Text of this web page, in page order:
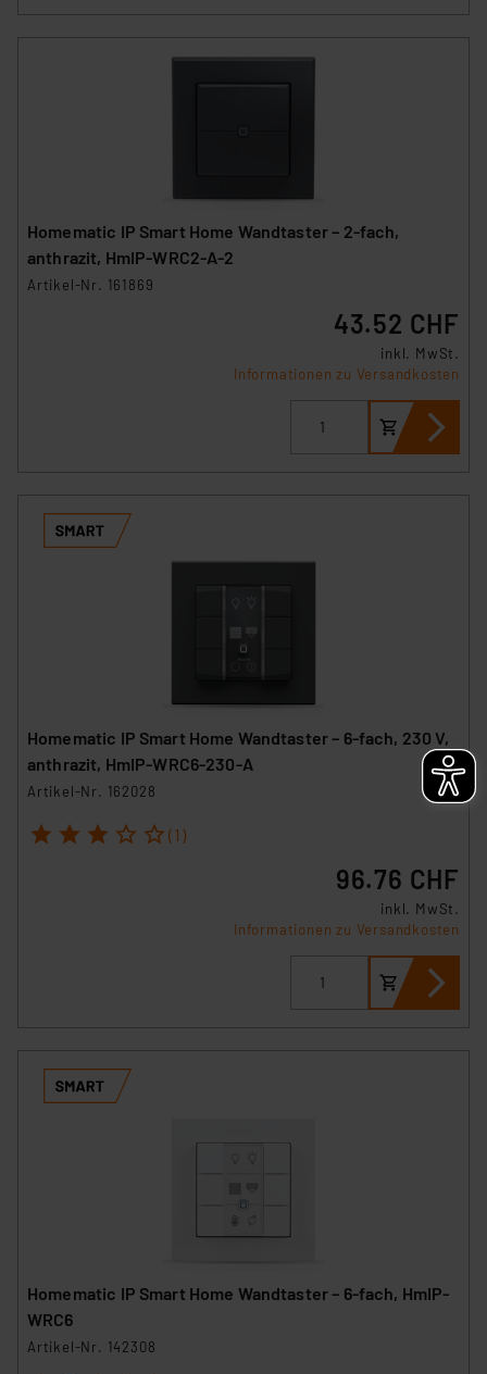
Homematic IP Smart Home Wandtaster – 2-fach,
anthrazit, HmIP-WRC2-A-2
Artikel-Nr. 161869
43.52 CHF
inkl. MwSt.
Informationen zu Versandkosten
Homematic IP Smart Home Wandtaster – 6-fach, 230 V,
anthrazit, HmIP-WRC6-230-A
Artikel-Nr. 162028
1 2 3 4 5 (1)
96.76 CHF
inkl. MwSt.
Informationen zu Versandkosten
Homematic IP Smart Home Wandtaster – 6-fach, HmIP-
WRC6
Artikel-Nr. 142308